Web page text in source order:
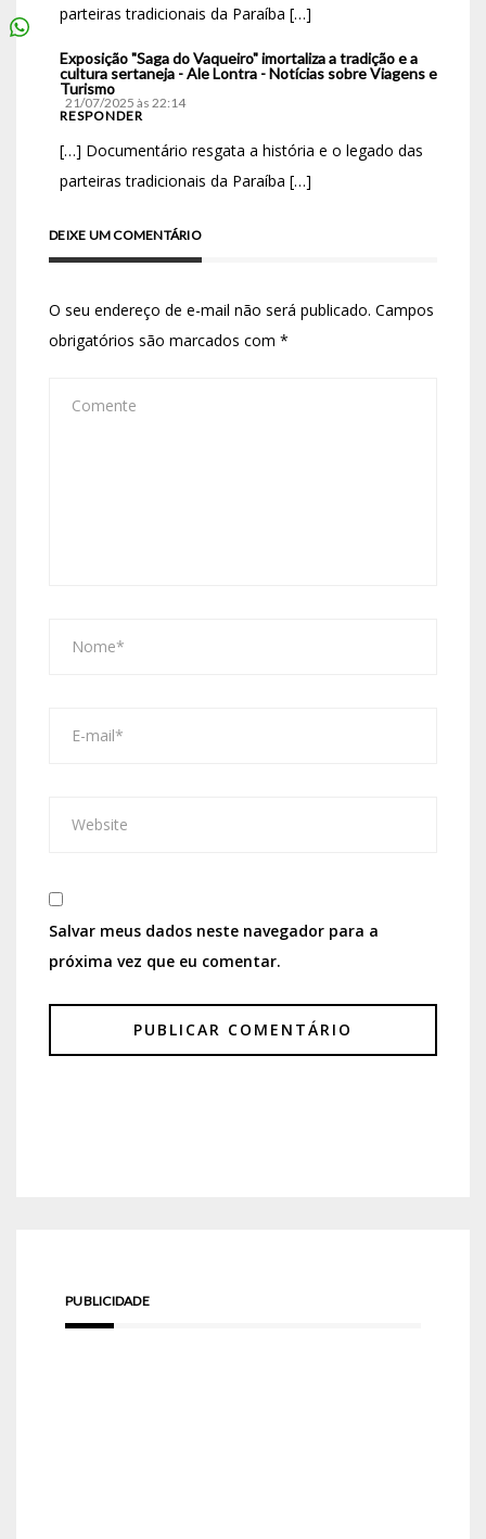
parteiras tradicionais da Paraíba […]
Exposição "Saga do Vaqueiro" imortaliza a tradição e a
cultura sertaneja - Ale Lontra - Notícias sobre Viagens e
Turismo
21/07/2025 às 22:14
RESPONDER
[…] Documentário resgata a história e o legado das
parteiras tradicionais da Paraíba […]
DEIXE UM COMENTÁRIO
O seu endereço de e-mail não será publicado. Campos
obrigatórios são marcados com *
Salvar meus dados neste navegador para a
próxima vez que eu comentar.
PUBLICIDADE